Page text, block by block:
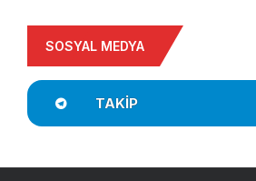
SOSYAL MEDYA
TAKIP